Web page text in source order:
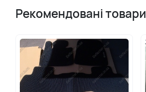
Рекомендовані товари